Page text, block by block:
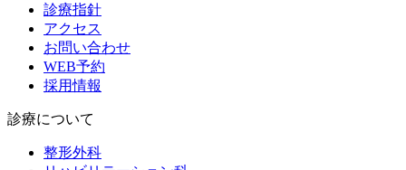
診療指針
アクセス
お問い合わせ
WEB予約
採用情報
診療について
整形外科